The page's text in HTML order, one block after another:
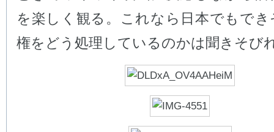
を楽しく観る。これなら日本でもでき
権をどう処理しているのかは聞きそび